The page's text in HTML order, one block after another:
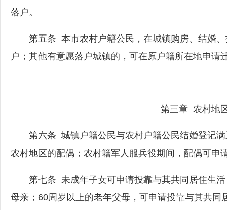
落户。
第五条 本市农村户籍公民，在城镇购房、结婚、
户；其他有意愿落户城镇的，可在原户籍所在地申请
第三章 农村地
第六条 城镇户籍公民与农村户籍公民结婚登记满
农村地区的配偶；农村籍军人服兵役期间，配偶可申
第七条 未成年子女可申请投靠与其共同居住生活
母亲；60周岁以上的老年父母，可申请投靠与其共